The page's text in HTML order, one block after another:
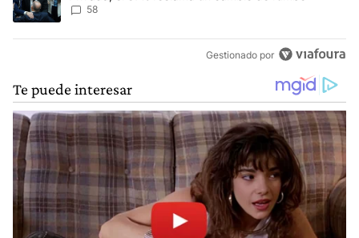
58
Gestionado por